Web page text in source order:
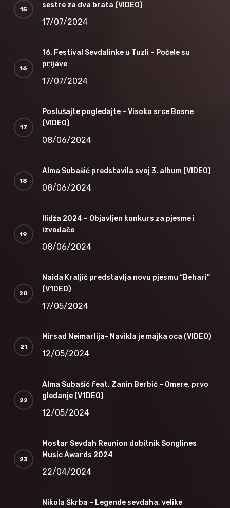
sestre za dva brata (VIDEO)
17/07/2024
16. Festival Sevdalinke u Tuzli – Počele su
prijave
17/07/2024
Poslušajte pogledajte – Visoko srce Bosne
(VIDEO)
08/06/2024
Alma Subašić predstavila svoj 3. album (VIDEO)
08/06/2024
Ilidža 2024 – Objavljen konkurs za pjesme i
izvođače
08/06/2024
Naida Kraljić predstavlja novu pjesmu “Behari”
(V1DEO)
17/05/2024
Mirsad Neimarlija- Navikla je majka oca (VIDEO)
12/05/2024
Alma Subašić feat. Zanin Berbić – Omere, prvo
gledanje (V1DEO)
12/05/2024
Mostar Sevdah Reunion dobitnik Songlines
Music Awards 2024
22/04/2024
Nikola Škrba – Legende sevdaha, velike